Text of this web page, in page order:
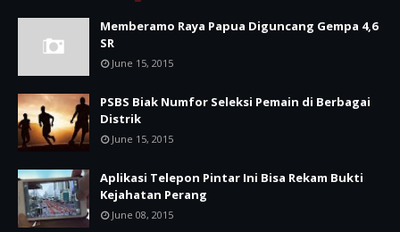
Memberamo Raya Papua Diguncang Gempa 4,6
SR
June 15, 2015
PSBS Biak Numfor Seleksi Pemain di Berbagai
Distrik
June 15, 2015
Aplikasi Telepon Pintar Ini Bisa Rekam Bukti
Kejahatan Perang
June 08, 2015